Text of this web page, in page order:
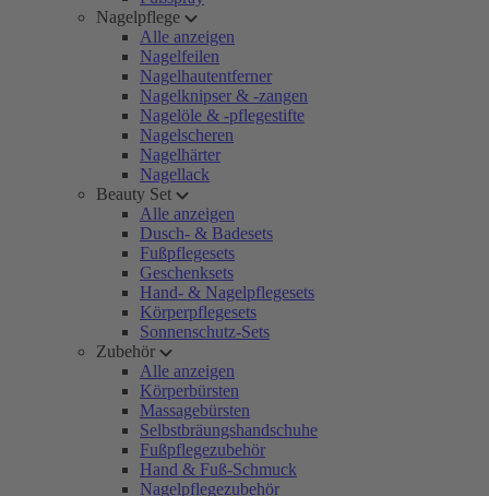
Nagelpflege
Alle anzeigen
Nagelfeilen
Nagelhautentferner
Nagelknipser & -zangen
Nagelöle & -pflegestifte
Nagelscheren
Nagelhärter
Nagellack
Beauty Set
Alle anzeigen
Dusch- & Badesets
Fußpflegesets
Geschenksets
Hand- & Nagelpflegesets
Körperpflegesets
Sonnenschutz-Sets
Zubehör
Alle anzeigen
Körperbürsten
Massagebürsten
Selbstbräungshandschuhe
Fußpflegezubehör
Hand & Fuß-Schmuck
Nagelpflegezubehör